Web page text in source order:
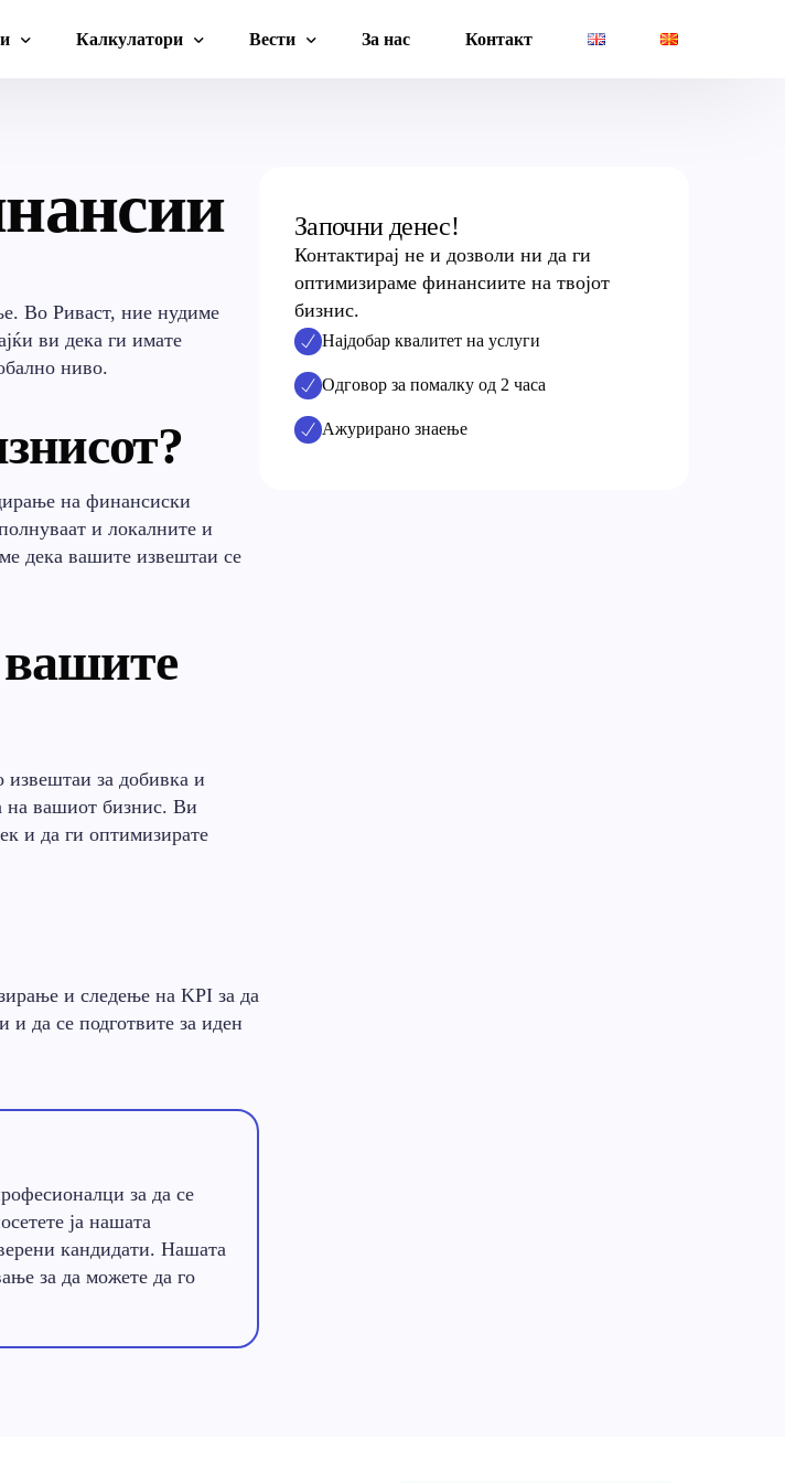
компании
финансии
визи
Калкулатори
Транспортни трошоци
Вести
Документи
За нас Контакт
Во Риваст, ние нудиме
ви дека ги имате
ниво.
на финансиски
и локалните и
дека вашите извештаи се
извештаи за добивка и
на вашиот бизнис. Ви
и да ги оптимизирате
и следење на KPI за да
да се подготвите за иден
за да се
ја нашата
кандидати. Нашата
за да можете да го
Започни денес!
Контактирај не и дозволи ни да ги
оптимизираме финансиите на твојот
бизнис.
Најдобар квалитет на услуги
Одговор за помалку од 2 часа
Ажурирано знаење